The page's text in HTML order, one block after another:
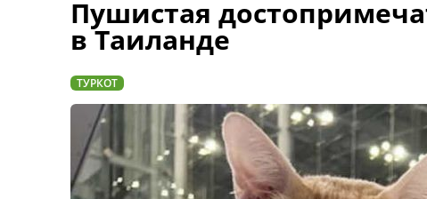
Пушистая
в Таиланде
ТУРКОТ